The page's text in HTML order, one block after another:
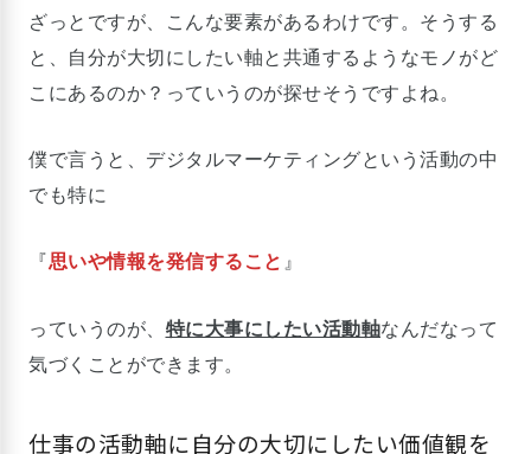
ざっとですが、こんな要素があるわけです。そうする
と、自分が大切にしたい軸と共通するようなモノがど
こにあるのか？っていうのが探せそうですよね。
僕で言うと、デジタルマーケティングという活動の中
でも特に
『思いや情報を発信すること 』
っていうのが、 特に大事にしたい活動軸なんだなって
気づくことができます。
仕事の活動軸に自分の大切にしたい価値観を